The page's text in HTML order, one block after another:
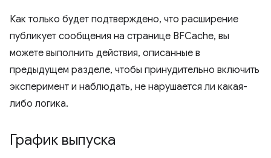
Как только будет подтверждено, что расширение
публикует сообщения на странице BFCache, вы
можете выполнить действия, описанные в
предыдущем разделе, чтобы принудительно включить
эксперимент и наблюдать, не нарушается ли какая-
либо логика.
График выпуска